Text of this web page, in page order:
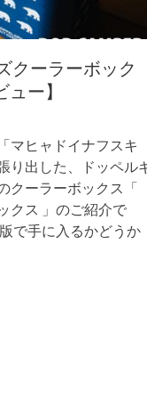
クーラーボック
ー】
マヒャドイナフスキ
り出した、ドッペル
クーラーボックス「
クス 」のご紹介で
で手に入るかどうか